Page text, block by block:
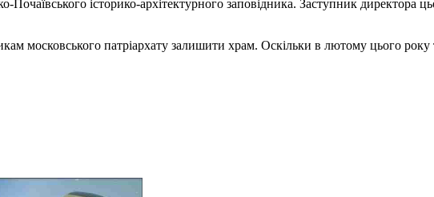
історико-архітектурного заповідника. Заступник директора
московського патріархату залишити храм. Оскільки в лютому цього року